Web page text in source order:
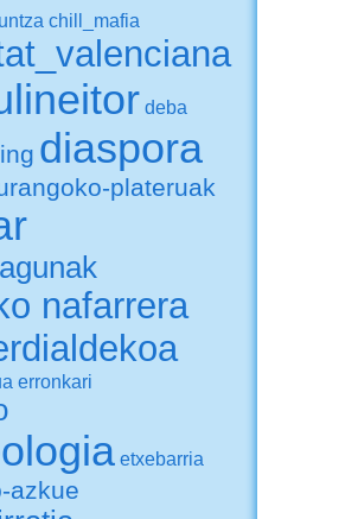
chill_mafia
deba
diaspora
plateruak
nafarrera
erronkari
etxebarria
azkue